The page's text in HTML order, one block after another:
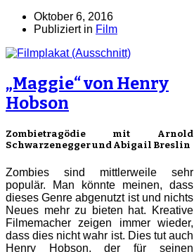
Oktober 6, 2016
Publiziert in Film
„Maggie“ von Henry
Hobson
Zombietragödie mit Arnold
Schwarzenegger und Abigail Breslin
Zombies sind mittlerweile sehr
populär. Man könnte meinen, dass
dieses Genre abgenutzt ist und nichts
Neues mehr zu bieten hat. Kreative
Filmemacher zeigen immer wieder,
dass dies nicht wahr ist. Dies tut auch
Henry Hobson, der für seinen